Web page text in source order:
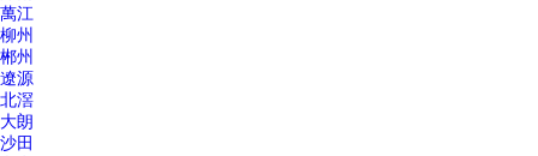
萬江
柳州
郴州
遼源
北滘
大朗
沙田